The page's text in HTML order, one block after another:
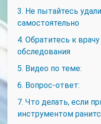
3. Не пытайтесь
самостоятельно
4. Обратитесь к
обследования
5. Видео по теме:
6. Вопрос-ответ:
7. Что делать, если
инструментом